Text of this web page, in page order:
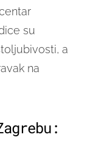
su
a
na